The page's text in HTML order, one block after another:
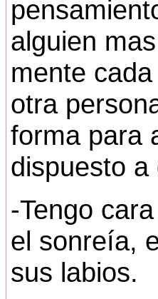
alguien
mente
otra
forma para
dispuesto
-Tengo
el sonreía,
sus labios.